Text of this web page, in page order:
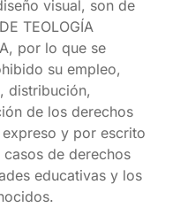
visual, son de
TEOLOGÍA
por lo que se
su empleo,
distribución,
de los derechos
y por escrito
de derechos
educativas y los